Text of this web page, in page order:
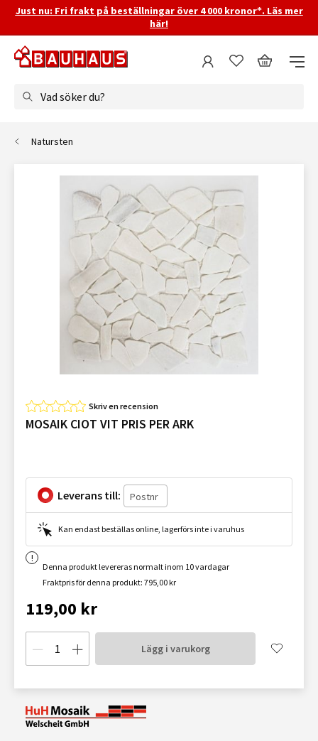
Just nu: Fri frakt på beställningar över 4 000 kronor*. Läs mer
här!
Vad söker du?
Natursten
Skriv en recension
MOSAIK CIOT VIT PRIS PER ARK
Leverans till:
Kan endast beställas online, lagerförs inte i varuhus
Denna produkt levereras normalt inom 10 vardagar
Fraktpris för denna produkt: 795,00 kr
119,00 kr
Lägg i varukorg